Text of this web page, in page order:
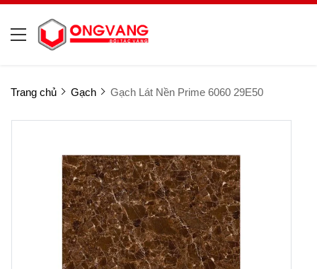
Trang chủ Gạch Gạch Lát Nền Prime 6060 29E50